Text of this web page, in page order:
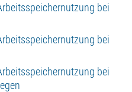
bei
bei
bei